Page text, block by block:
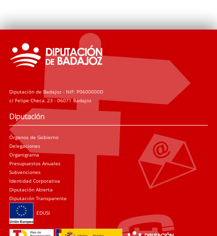
Diputación de Badajoz - NIF: P0600000D
c/ Felipe Checa, 23 - 06071 Badajoz
Diputación
Órganos de Gobierno
Delegaciones
Organigrama
Presupuestos Anuales
Subvenciones
Identidad Corporativa
Diputación Abierta
Diputación Transparente
EDUSI